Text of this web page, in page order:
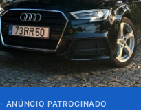
· ANÚNCIO PATROCINADO